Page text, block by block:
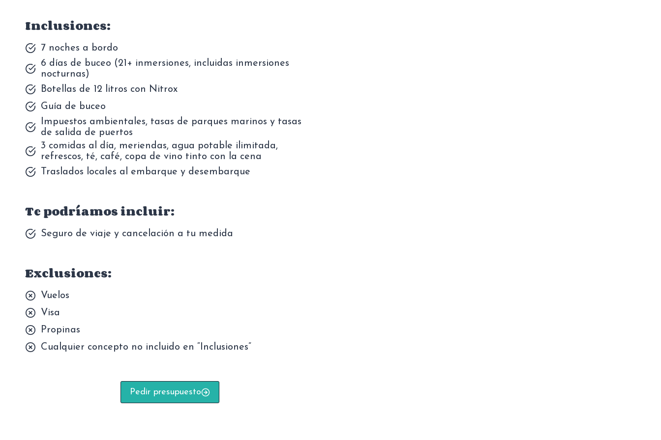
Inclusiones:
7 noches a bordo
6 días de buceo (21+ inmersiones, incluidas inmersiones
nocturnas)
Botellas de 12 litros con Nitrox
Guía de buceo
Impuestos ambientales, tasas de parques marinos y tasas
de salida de puertos
3 comidas al día, meriendas, agua potable ilimitada,
refrescos, té, café, copa de vino tinto con la cena
Traslados locales al embarque y desembarque
Te podríamos incluir:
Seguro de viaje y cancelación a tu medida
Exclusiones:
Vuelos
Visa
Propinas
Cualquier concepto no incluido en “Inclusiones”
Pedir presupuesto